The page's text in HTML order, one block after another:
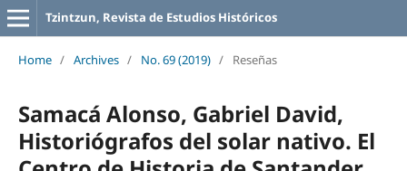
Tzintzun, Revista de Estudios Históricos
Home / Archives / No. 69 (2019) / Reseñas
Samacá Alonso, Gabriel David,
Historiógrafos del solar nativo. El